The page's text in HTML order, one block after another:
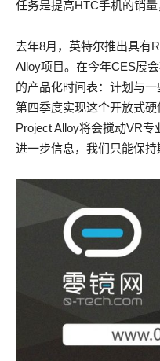
任务是提高HTC手机的销
去年8月，英特尔推出具有
Alloy项目。在今年CES展
的产品化时间表：计划与
第四季度实现这个开放式硬
Project Alloy将会搅动VR
进一步信息，我们只能保持